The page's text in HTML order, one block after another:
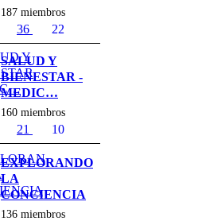
187 miembros
36 22
SALUD Y
BIENESTAR -
MEDIC…
160 miembros
21 10
EXPLORANDO
LA
CONCIENCIA
136 miembros